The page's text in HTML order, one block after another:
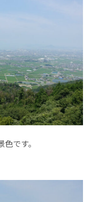
です。